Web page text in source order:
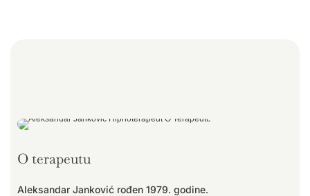
O terapeutu
Aleksandar Janković rođen 1979. godine.